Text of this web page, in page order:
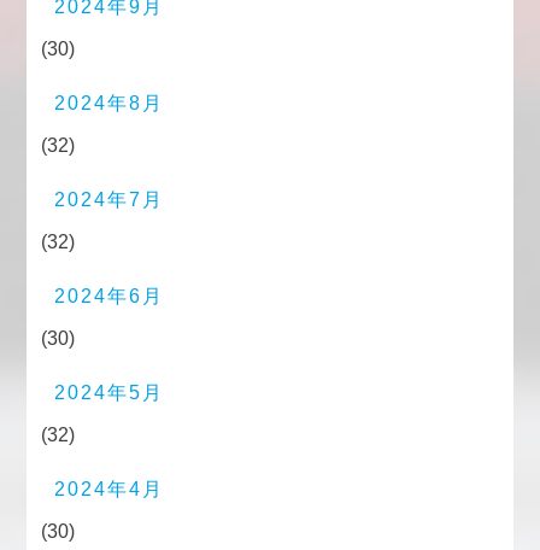
2024年9月
(30)
2024年8月
(32)
2024年7月
(32)
2024年6月
(30)
2024年5月
(32)
2024年4月
(30)